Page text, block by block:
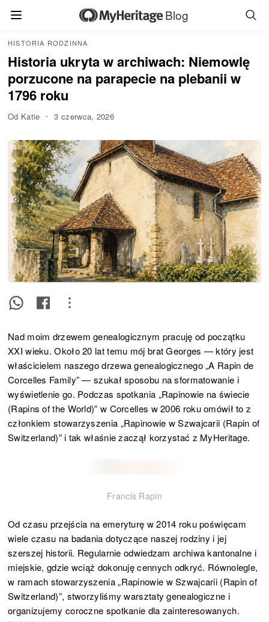
Blog
HISTORIA RODZINNA
Historia ukryta w archiwach: Niemowlę
porzucone na parapecie na plebanii w
1796 roku
Od Katie 3 czerwca, 2026
Nad moim drzewem genealogicznym pracuję od początku
XXI wieku. Około 20 lat temu mój brat Georges — który jest
właścicielem naszego drzewa genealogicznego „A Rapin de
Corcelles Family” — szukał sposobu na sformatowanie i
wyświetlenie go. Podczas spotkania „Rapinowie na świecie
(Rapins of the World)” w Corcelles w 2006 roku omówił to z
członkiem stowarzyszenia „Rapinowie w Szwajcarii (Rapin of
Switzerland)” i tak właśnie zaczął korzystać z MyHeritage.
Francis Rapin
Od czasu przejścia na emeryturę w 2014 roku poświęcam
wiele czasu na badania dotyczące naszej rodziny i jej
szerszej historii. Regularnie odwiedzam archiwa kantonalne i
miejskie, gdzie wciąż dokonuję cennych odkryć. Równolegle,
w ramach stowarzyszenia „Rapinowie w Szwajcarii (Rapin of
Switzerland)”, stworzyliśmy warsztaty genealogiczne i
organizujemy coroczne spotkanie dla zainteresowanych.